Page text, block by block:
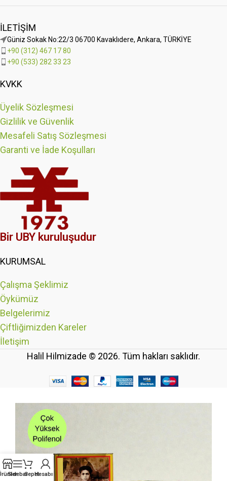
İLETIŞIM
Güniz Sokak No:22/3 06700 Kavaklıdere, Ankara, TÜRKİYE
+90 (312) 467 17 80
+90 (533) 282 33 23
KVKK
Üyelik Sözleşmesi
Gizlilik ve Güvenlik
Mesafeli Satış Sözleşmesi
Garanti ve İade Koşulları
Bir UBY kuruluşudur
KURUMSAL
Çalışma Şeklimiz
Öykümüz
Belgelerimiz
Çiftliğimizden Kareler
İletişim
Halil Hilmizade © 2026. Tüm hakları saklıdır.
SidebarSepetHesabım